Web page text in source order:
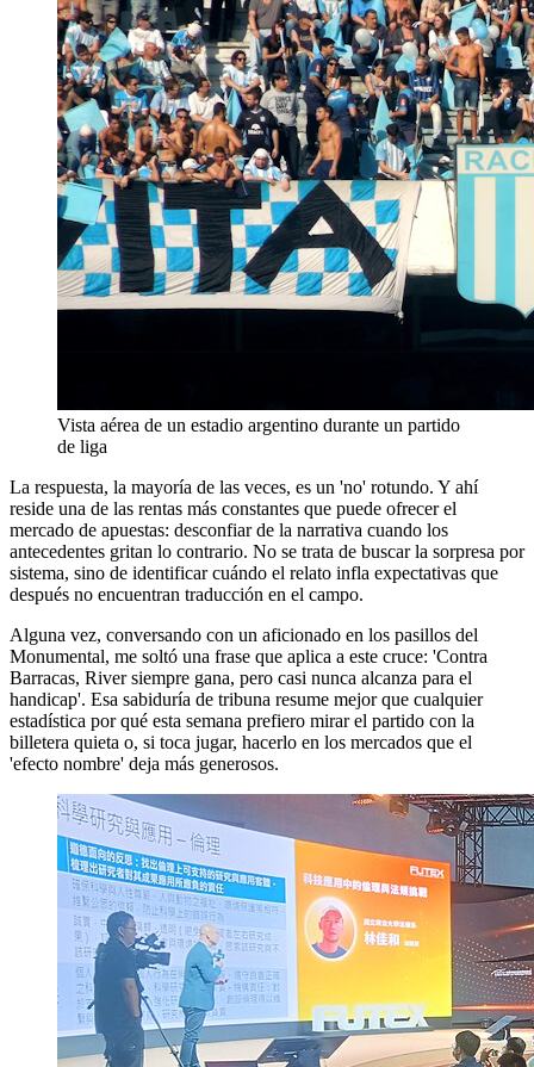
Vista aérea de un estadio argentino durante un partido
de liga
La respuesta, la mayoría de las veces, es un 'no' rotundo. Y ahí
reside una de las rentas más constantes que puede ofrecer el
mercado de apuestas: desconfiar de la narrativa cuando los
antecedentes gritan lo contrario. No se trata de buscar la sorpresa por
sistema, sino de identificar cuándo el relato infla expectativas que
después no encuentran traducción en el campo.
Alguna vez, conversando con un aficionado en los pasillos del
Monumental, me soltó una frase que aplica a este cruce: 'Contra
Barracas, River siempre gana, pero casi nunca alcanza para el
handicap'. Esa sabiduría de tribuna resume mejor que cualquier
estadística por qué esta semana prefiero mirar el partido con la
billetera quieta o, si toca jugar, hacerlo en los mercados que el
'efecto nombre' deja más generosos.